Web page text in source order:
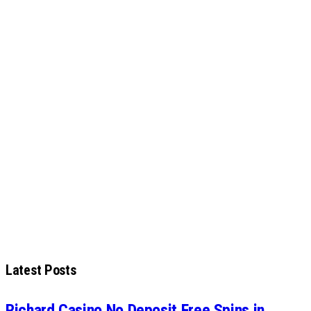
Latest Posts